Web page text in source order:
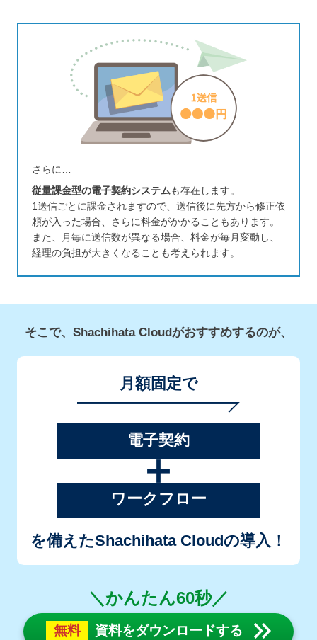
さらに…
従量課金型の電子契約システムも存在します。
1送信ごとに課金されますので、送信後に先方から修正依
頼が入った場合、
さらに料金がかかることもあります。
また、月毎に送信数が異なる場合、料金が毎月変動し、
経理の負担が大きく なることも考えられます。
そこで、Shachihata Cloudがおすすめするのが、
月額固定で
電子契約
ワークフロー
を備えたShachihata Cloudの導入！
＼かんたん60秒／
無料 資料をダウンロードする